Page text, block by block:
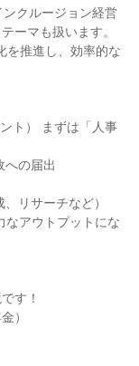
クルージョン経営
ーマも扱います。
を推進し、効率的な
ト） まずは「人事
への届出
リサーチなど）
アウトプットにな
す！
）